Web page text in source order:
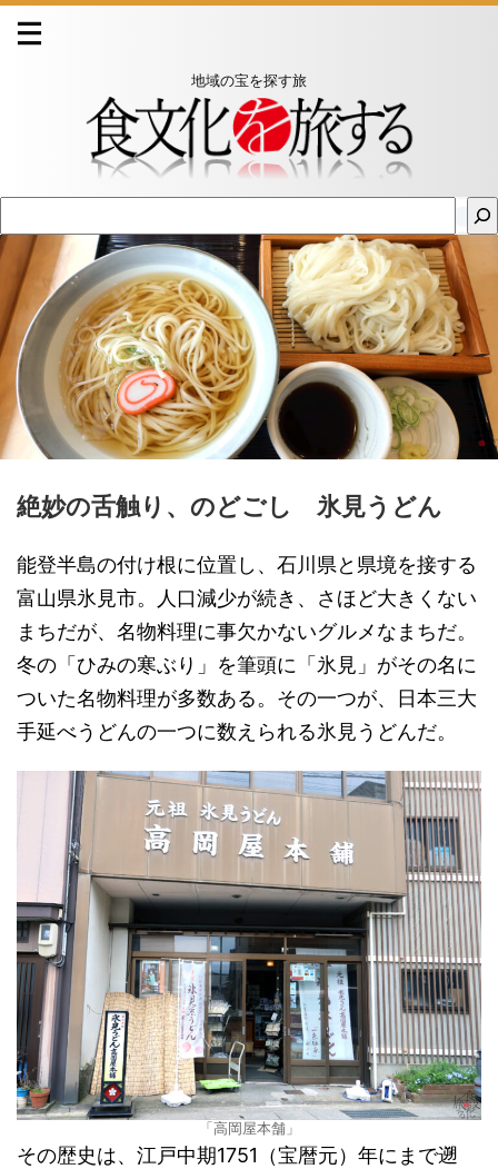
地域の宝を探す旅
絶妙の舌触り、のどごし 氷見うどん
能登半島の付け根に位置し、石川県と県境を接する
富山県氷見市。人口減少が続き、さほど大きくない
まちだが、名物料理に事欠かないグルメなまちだ。
冬の「ひみの寒ぶり」を筆頭に「氷見」がその名に
ついた名物料理が多数ある。その一つが、日本三大
手延べうどんの一つに数えられる氷見うどんだ。
「高岡屋本舗」
その歴史は、江戸中期1751（宝暦元）年にまで遡